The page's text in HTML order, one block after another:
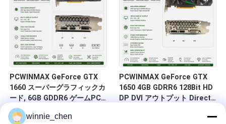
PCWINMAX GeForce GTX
1660 スーパーグラフィックカ
ード, 6GB GDDR6 ゲームPC
GPU 192ビット ビデオカード
PCIe 3.0 x16 1660S ゲームカ
PCWINMAX GeForce GTX
1650 4GB GDRR6 128Bit HD
DP DVI アウトプット DirectX
winnie_chen